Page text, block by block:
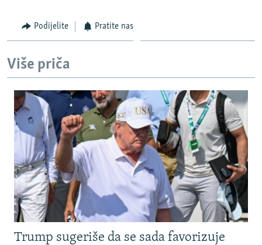
VIŠE OD NASLOVA
POPLAVE I KLIZIŠTA U BIH 2024.
TV LIBERTY
POST SCRIPTUM
MOJA EVROPA
TRI DECENIJE OD RATA U BIH
SVE KARTE DEJTONA
NASTANAK I RASPAD JUGOSLAVIJE
PRATITE NAS
Sve RFE/RL stranice
Podijelite Pratite nas
Više priča
Trump sugeriše da se sada favorizuje